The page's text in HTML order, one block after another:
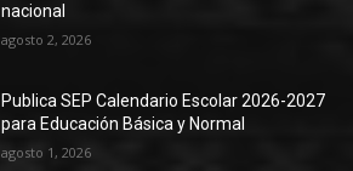
nacional
agosto 2, 2026
Publica SEP Calendario Escolar 2026-2027
para Educación Básica y Normal
agosto 1, 2026